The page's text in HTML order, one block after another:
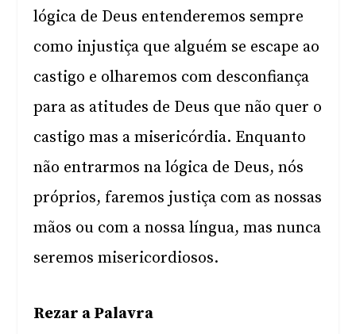
lógica de Deus entenderemos sempre
como injustiça que alguém se escape ao
castigo e olharemos com desconfiança
para as atitudes de Deus que não quer o
castigo mas a misericórdia. Enquanto
não entrarmos na lógica de Deus, nós
próprios, faremos justiça com as nossas
mãos ou com a nossa língua, mas nunca
seremos misericordiosos.
Rezar a Palavra